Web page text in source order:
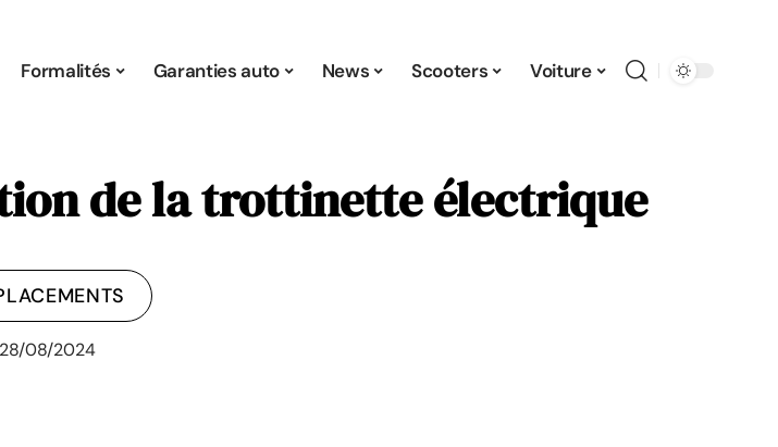
Formalités Garanties auto News Scooters Voiture
de la trottinette électrique
28/08/2024